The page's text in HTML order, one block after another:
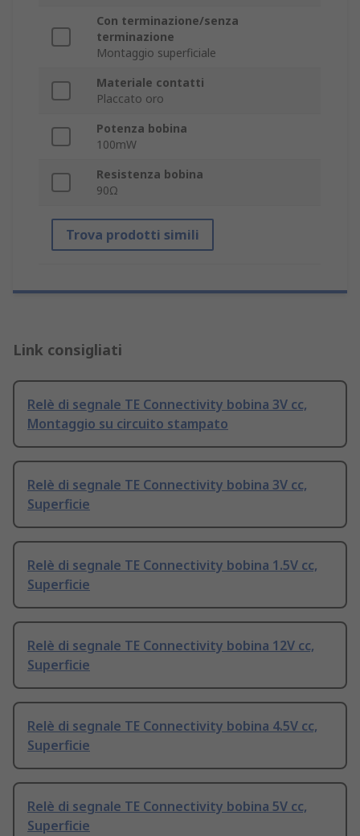
Con terminazione/senza
terminazione
Montaggio superficiale
Materiale contatti
Placcato oro
Potenza bobina
100mW
Resistenza bobina
90Ω
Trova prodotti simili
Link consigliati
Relè di segnale TE Connectivity bobina 3V cc,
Montaggio su circuito stampato
Relè di segnale TE Connectivity bobina 3V cc,
Superficie
Relè di segnale TE Connectivity bobina 1.5V cc,
Superficie
Relè di segnale TE Connectivity bobina 12V cc,
Superficie
Relè di segnale TE Connectivity bobina 4.5V cc,
Superficie
Relè di segnale TE Connectivity bobina 5V cc,
Superficie